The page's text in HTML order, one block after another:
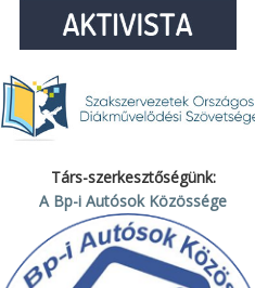
Társ-szerkesztőségünk:
A Bp-i Autósok Közössége